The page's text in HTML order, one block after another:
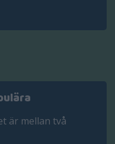
är mellan två